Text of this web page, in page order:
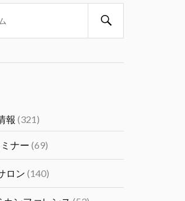
シリコンバレー発のエンジ
変革の波を乗り
ー
亮氏をお迎えし、ベイエリ
線で活躍するデータサイエ
ストの視点の目線から語っ
ンバレーｘ日本なセミナ
報 (321)
ナー (69)
ロン (140)